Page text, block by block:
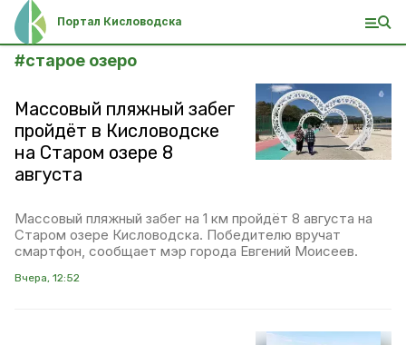
Портал Кисловодска
#старое озеро
Массовый пляжный забег
пройдёт в Кисловодске
на Старом озере 8
августа
Массовый пляжный забег на 1 км пройдёт 8 августа на
Старом озере Кисловодска. Победителю вручат
смартфон, сообщает мэр города Евгений Моисеев.
Вчера, 12:52